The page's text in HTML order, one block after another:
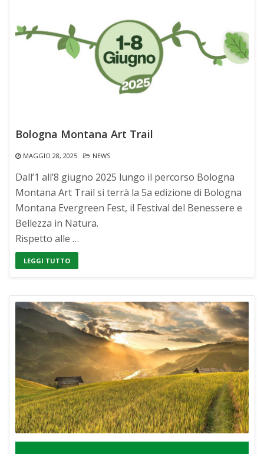
Bologna Montana Art Trail
MAGGIO 28, 2025 NEWS
Dall’1 all’8 giugno 2025 lungo il percorso Bologna
Montana Art Trail si terrà la 5a edizione di Bologna
Montana Evergreen Fest, il Festival del Benessere e
Bellezza in Natura.
Rispetto alle …
LEGGI TUTTO